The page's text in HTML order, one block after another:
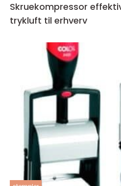
Skruekompressor effektiv og driftssikker
trykluft til erhverv